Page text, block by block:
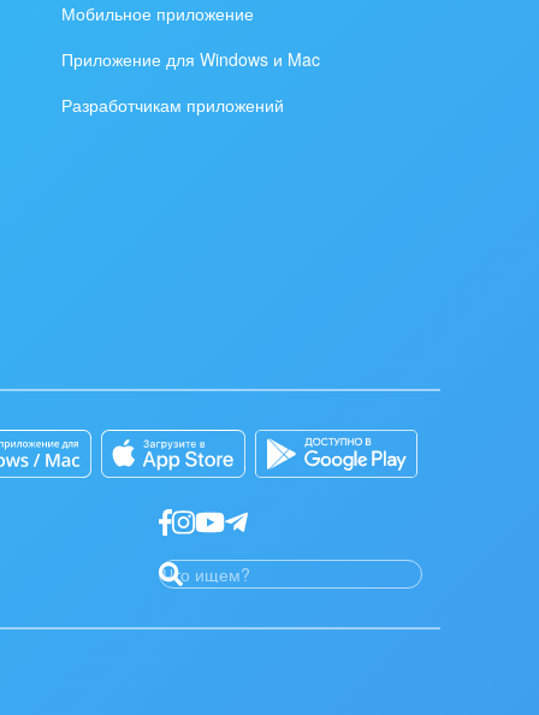
Мобильное приложение
Приложение для Windows и Mac
Разработчикам приложений